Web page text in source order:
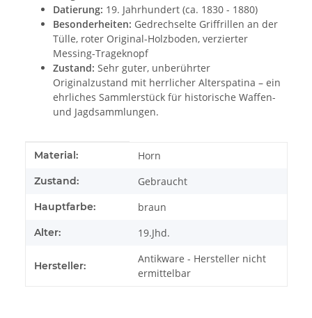
Datierung: 19. Jahrhundert (ca. 1830 - 1880)
Besonderheiten: Gedrechselte Griffrillen an der
Tülle, roter Original-Holzboden, verzierter
Messing-Trageknopf
Zustand: Sehr guter, unberührter
Originalzustand mit herrlicher Alterspatina – ein
ehrliches Sammlerstück für historische Waffen-
und Jagdsammlungen.
Produkteigenschaft
Wert
Material: Horn
Zustand: Gebraucht
Hauptfarbe: braun
Alter: 19.Jhd.
Hersteller:
Antikware - Hersteller nicht
ermittelbar